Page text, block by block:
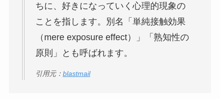
ちに、好きになっていく心理的現象の
ことを指します。別名「単純接触効果
（mere exposure effect）」「熟知性の
原則」とも呼ばれます。
引用元： blastmail